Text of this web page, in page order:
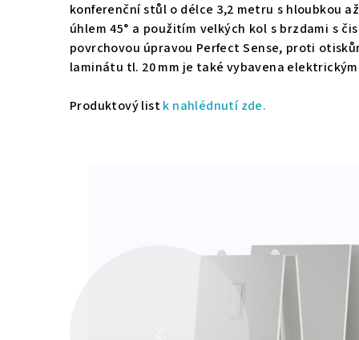
konferenční stůl o délce 3,2 metru s hloubkou
úhlem 45° a použitím velkých kol s brzdami s
povrchovou úpravou Perfect Sense, proti
laminátu tl. 20 mm je také vybavena
Produktový listk nahlédnutí zde.